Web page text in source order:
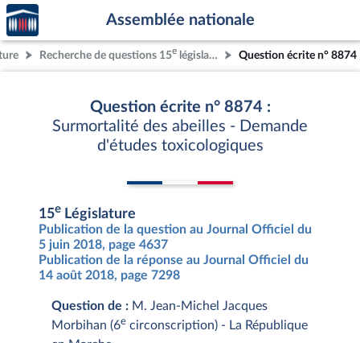
Aller au contenu
Aller en bas de la page
Accèder
à la
page
d'accueil
Assemblée nationale
Recherche de questions 15e législature Question écrite n° 8874
Question écrite n° 8874 :
Surmortalité des abeilles - Demande
d'études toxicologiques
15e Législature
Publication de la question au Journal Officiel du
5 juin 2018, page 4637
Publication de la réponse au Journal Officiel du
14 août 2018, page 7298
Question de : M. Jean-Michel Jacques
Morbihan (6e circonscription) - La République